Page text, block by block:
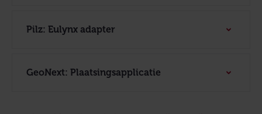
Pilz: Eulynx adapter
GeoNext: Plaatsingsapplicatie